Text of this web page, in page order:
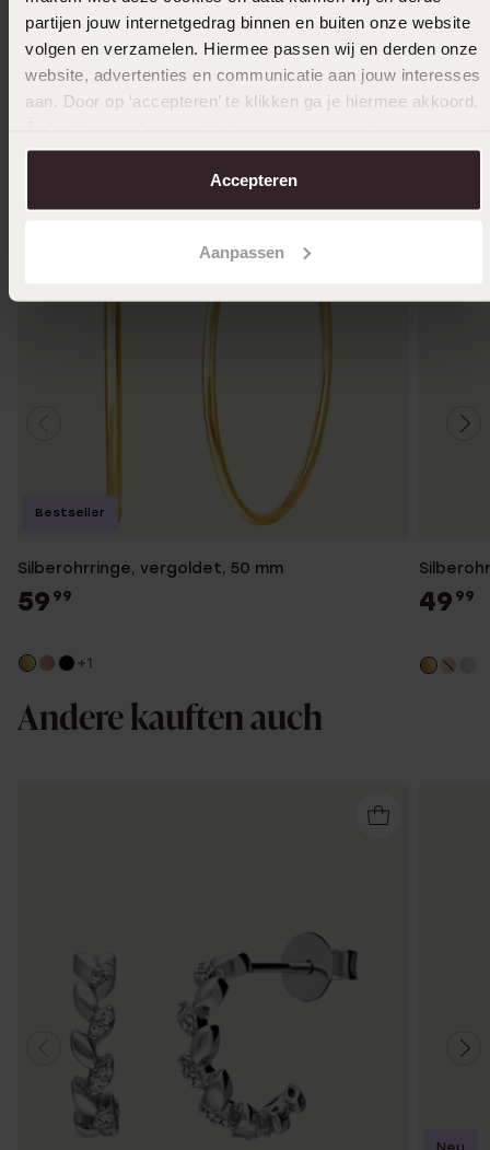
partijen jouw internetgedrag binnen en buiten onze website
volgen en verzamelen. Hiermee passen wij en derden onze
website, advertenties en communicatie aan jouw interesses
aan. Door op ‘accepteren’ te klikken ga je hiermee akkoord.
over in onscookiebeleid.
Accepteren
Aanpassen
In den Warenkorb legen
Das könnte dir gefallen
Silberohrringe, vergoldet, 50 mm
59 99
+1
Bestseller
49 99
Andere kauften auch